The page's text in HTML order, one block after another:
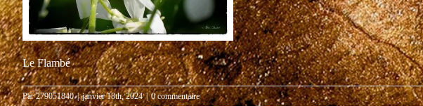
Le Flambé
Par279051840 | janvier 18th, 2024 | 0 commentaire